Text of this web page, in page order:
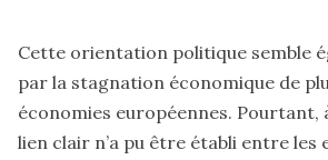
Cette orientation politique semble
par la stagnation économique de
économies européennes. Pourtant,
lien clair n’a pu être établi entre les